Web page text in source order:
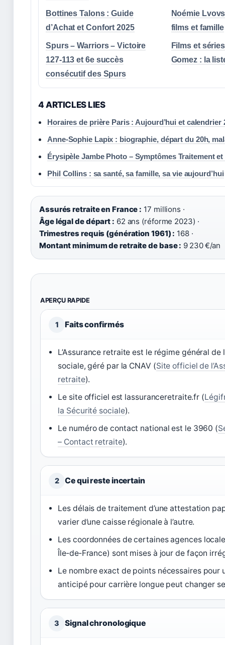
Bottines Talons : Guide
d’Achat et Confort 2025
Noémie
films et famille
Spurs – Warriors – Victoire
127-113 et 6e succès
consécutif des Spurs
Films et
Gomez : la
4 ARTICLES LIES
Horaires de prière Paris : Aujourd’hui et calendrier
Anne-Sophie Lapix : biographie, départ du 20h,
Érysipèle Jambe Photo – Symptômes Traitement
Phil Collins : sa santé, sa famille, sa vie aujourd’hui
Assurés retraite en France : 17 millions ·
Âge légal de départ : 62 ans (réforme 2023) ·
Trimestres requis (génération 1961) : 168 ·
Montant minimum de retraite de base : 9 230 €/an
APERÇU RAPIDE
1 Faits confirmés
L’Assurance retraite est le régime général de
sociale, géré par la CNAV (Site officiel de
retraite).
Le site officiel est lassuranceretraite.fr (
la Sécurité sociale).
Le numéro de contact national est le 3960 (
– Contact retraite).
2 Ce qui reste incertain
Les délais de traitement d’une attestation
varier d’une caisse régionale à l’autre.
Les coordonnées de certaines agences
Île‑de‑France) sont mises à jour de façon
Le nombre exact de points nécessaires pour
anticipé pour carrière longue peut changer
3 Signal chronologique